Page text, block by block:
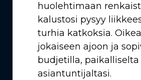
huolehtimaan
kalustosi pysyy
turhia katkoksia.
jokaiseen ajoon ja
budjetilla, paikalliselta
asiantuntijaltasi.